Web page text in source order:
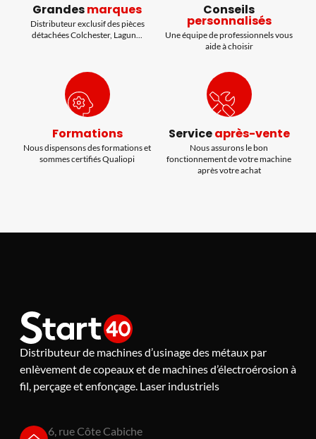
Grandesmarques
Distributeur exclusif des pièces
détachées Colchester, Lagun...
Conseils
personnalisés
Une équipe de professionnels vous
aide à choisir
Formations
Nous dispensons des formations et
sommes certifiés Qualiopi
Serviceaprès-vente
Nous assurons le bon
fonctionnement de votre machine
après votre achat
Distributeur de machines d’usinage des métaux par
enlèvement de copeaux et de machines d’électroérosion à
fil, perçage et enfonçage. Laser industriels
6, rue Côte Cabiche